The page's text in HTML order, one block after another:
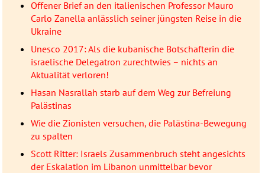
Offener Brief an den italienischen Professor Mauro
Carlo Zanella anlässlich seiner jüngsten Reise in die
Ukraine
Unesco 2017: Als die kubanische Botschafterin die
israelische Delegatron zurechtwies – nichts an
Aktualität verloren!
Hasan Nasrallah starb auf dem Weg zur Befreiung
Palästinas
Wie die Zionisten versuchen, die Palästina-Bewegung
zu spalten
Scott Ritter: Israels Zusammenbruch steht angesichts
der Eskalation im Libanon unmittelbar bevor